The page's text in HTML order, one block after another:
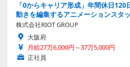
「0からキャリア形成」年間休日
動きを編集するアニメーションスタ
株式会社RIOT GROUP
大阪府
月給27万6,000円～37万5,000円
正社員